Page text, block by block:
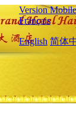
Version Mobile
Français
English 简体